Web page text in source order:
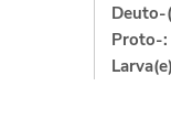
Deuto-
Proto-: